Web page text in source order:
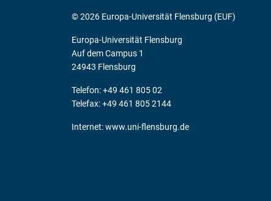
© 2026 Europa-Universität Flensburg (EUF)
Europa-Universität Flensburg
Auf dem Campus 1
24943 Flensburg
Telefon: +49 461 805 02
Telefax: +49 461 805 2144
Internet:www.uni-flensburg.de